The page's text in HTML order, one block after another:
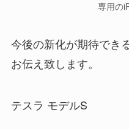
専用の
今後の新化が期待でき
お伝え致します。
テスラ モデルS